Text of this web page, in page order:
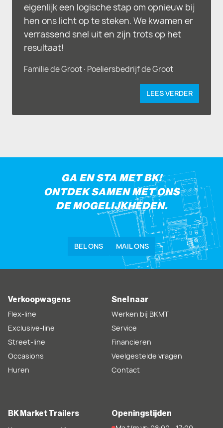
eigenlijk een logische stap om opnieuw bij
hen ons licht op te steken. We kwamen er
verrassend snel uit en zijn trots op het
resultaat!
Familie de Groot ∙ Poeliersbedrijf de Groot
LEES VERDER
GA EN STA MET BK!
ONTDEK SAMEN MET ONS
DE MOGELIJKHEDEN.
BEL ONS MAIL ONS
BK Market Trailers
Verkoopwagens
Flex-line
Exclusive-line
Street-line
Occasions
Huren
Snel naar
Werken bij BKMT
Service
Financieren
Veelgestelde vragen
Contact
Openingstijden